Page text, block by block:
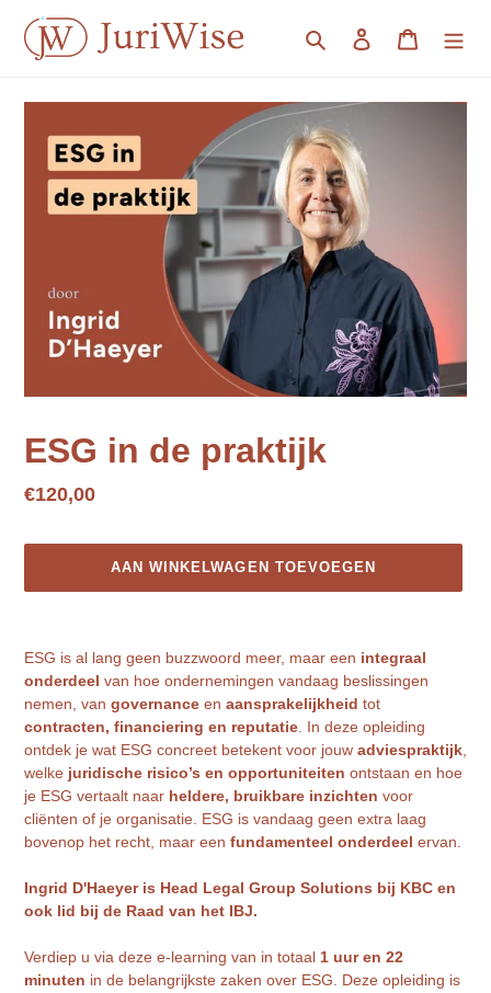
naar
Zoeken Inloggen
ESG in de praktijk
Normale
€120,00
AAN WINKELWAGEN TOEVOEGEN
winkelwagen
ESG is al lang geen buzzwoord meer, maar een integraal
onderdeel van hoe ondernemingen vandaag beslissingen
nemen, van governance en aansprakelijkheid tot
contracten, financiering en reputatie. In deze opleiding
ontdek je wat ESG concreet betekent voor jouw adviespraktijk,
welke juridische risico’s en opportuniteiten ontstaan en hoe
je ESG vertaalt naar heldere, bruikbare inzichten voor
cliënten of je organisatie. ESG is vandaag geen extra laag
bovenop het recht, maar een fundamenteel onderdeel ervan.
Ingrid D'Haeyer is Head Legal Group Solutions bij KBC en
ook lid bij de Raad van het IBJ.
Verdiep u via deze e-learning van in totaal 1 uur en 22
minuten in de belangrijkste zaken over ESG. Deze opleiding is